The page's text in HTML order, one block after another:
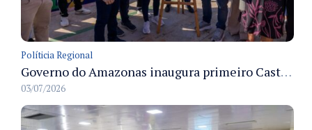
Políticia Regional
Governo do Amazonas inaugura primeiro Castramóvel Fluvial para atendimento veterinário às comunidades ribeirinhas e castração gratuita
03/07/2026